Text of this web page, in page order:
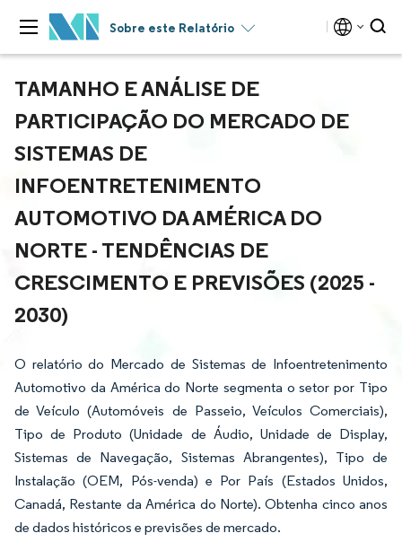
Sobre este Relatório
TAMANHO E ANÁLISE DE
PARTICIPAÇÃO DO MERCADO DE
SISTEMAS DE
INFOENTRETENIMENTO
AUTOMOTIVO DA AMÉRICA DO
NORTE - TENDÊNCIAS DE
CRESCIMENTO E PREVISÕES (2025 -
2030)
O relatório do Mercado de Sistemas de Infoentretenimento
Automotivo da América do Norte segmenta o setor por Tipo
de Veículo (Automóveis de Passeio, Veículos Comerciais),
Tipo de Produto (Unidade de Áudio, Unidade de Display,
Sistemas de Navegação, Sistemas Abrangentes), Tipo de
Instalação (OEM, Pós-venda) e Por País (Estados Unidos,
Canadá, Restante da América do Norte). Obtenha cinco anos
de dados históricos e previsões de mercado.